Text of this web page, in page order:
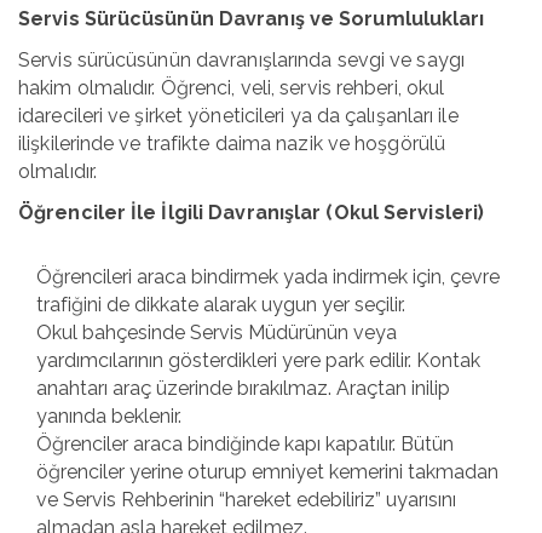
Servis Sürücüsünün Davranış ve Sorumlulukları
Servis sürücüsünün davranışlarında sevgi ve saygı
hakim olmalıdır. Öğrenci, veli, servis rehberi, okul
idarecileri ve şirket yöneticileri ya da çalışanları ile
ilişkilerinde ve trafikte daima nazik ve hoşgörülü
olmalıdır.
Öğrenciler İle İlgili Davranışlar (Okul Servisleri)
Öğrencileri araca bindirmek yada indirmek için, çevre
trafiğini de dikkate alarak uygun yer seçilir.
Okul bahçesinde Servis Müdürünün veya
yardımcılarının gösterdikleri yere park edilir. Kontak
anahtarı araç üzerinde bırakılmaz. Araçtan inilip
yanında beklenir.
Öğrenciler araca bindiğinde kapı kapatılır. Bütün
öğrenciler yerine oturup emniyet kemerini takmadan
ve Servis Rehberinin “hareket edebiliriz” uyarısını
almadan asla hareket edilmez.